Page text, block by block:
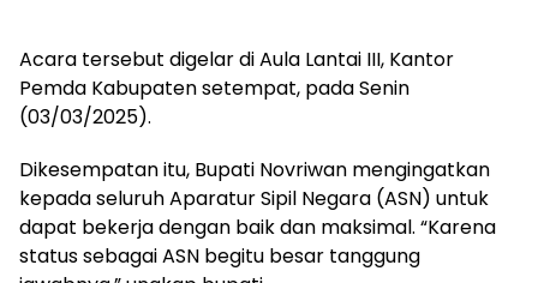
Acara tersebut digelar di Aula Lantai III, Kantor
Pemda Kabupaten setempat, pada Senin
(03/03/2025).
Dikesempatan itu, Bupati Novriwan mengingatkan
kepada seluruh Aparatur Sipil Negara (ASN) untuk
dapat bekerja dengan baik dan maksimal. “Karena
status sebagai ASN begitu besar tanggung